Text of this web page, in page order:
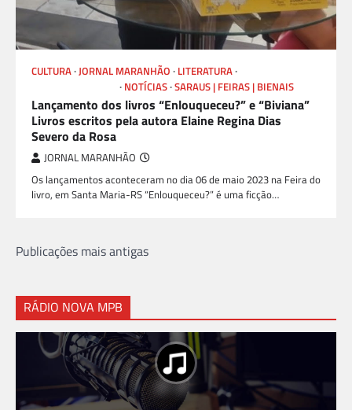
CULTURA JORNAL MARANHÃO LITERATURA
NOTÍCIAS SARAUS | FEIRAS | BIENAIS
Lançamento dos livros “Enlouqueceu?” e “Biviana”
Livros escritos pela autora Elaine Regina Dias
Severo da Rosa
JORNAL MARANHÃO
Os lançamentos aconteceram no dia 06 de maio 2023 na Feira do
livro, em Santa Maria-RS “Enlouqueceu?” é uma ficção…
Navegação
posts
Publicações mais antigas
RÁDIO NOVA MPB